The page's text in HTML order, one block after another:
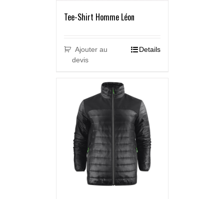
Tee-Shirt Homme Léon
Ajouter au
devis
Details